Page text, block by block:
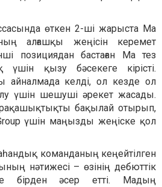
өткен 2-ші жарыста Ма
алғашқы жеңісін керемет
позициядан бастаған Ма тез
қызу бәсекеге кірісті.
келді, ол кезде ол
үшін шешуші әрекет жасады.
бақылай отырып,
үшін маңызды жеңіске қол
команданың кеңейтілген
нәтижесі – өзінің дебюттік
бірден әсер етті. Мадың